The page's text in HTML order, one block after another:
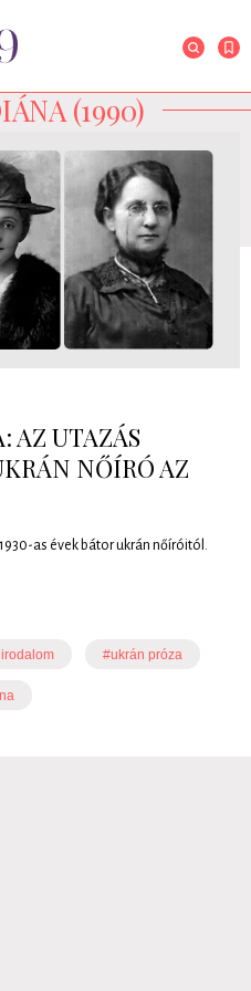
(1990)
AZ UTAZÁS
NŐÍRÓ AZ
as évek bátor ukrán nőíróitól.
#ukrán próza